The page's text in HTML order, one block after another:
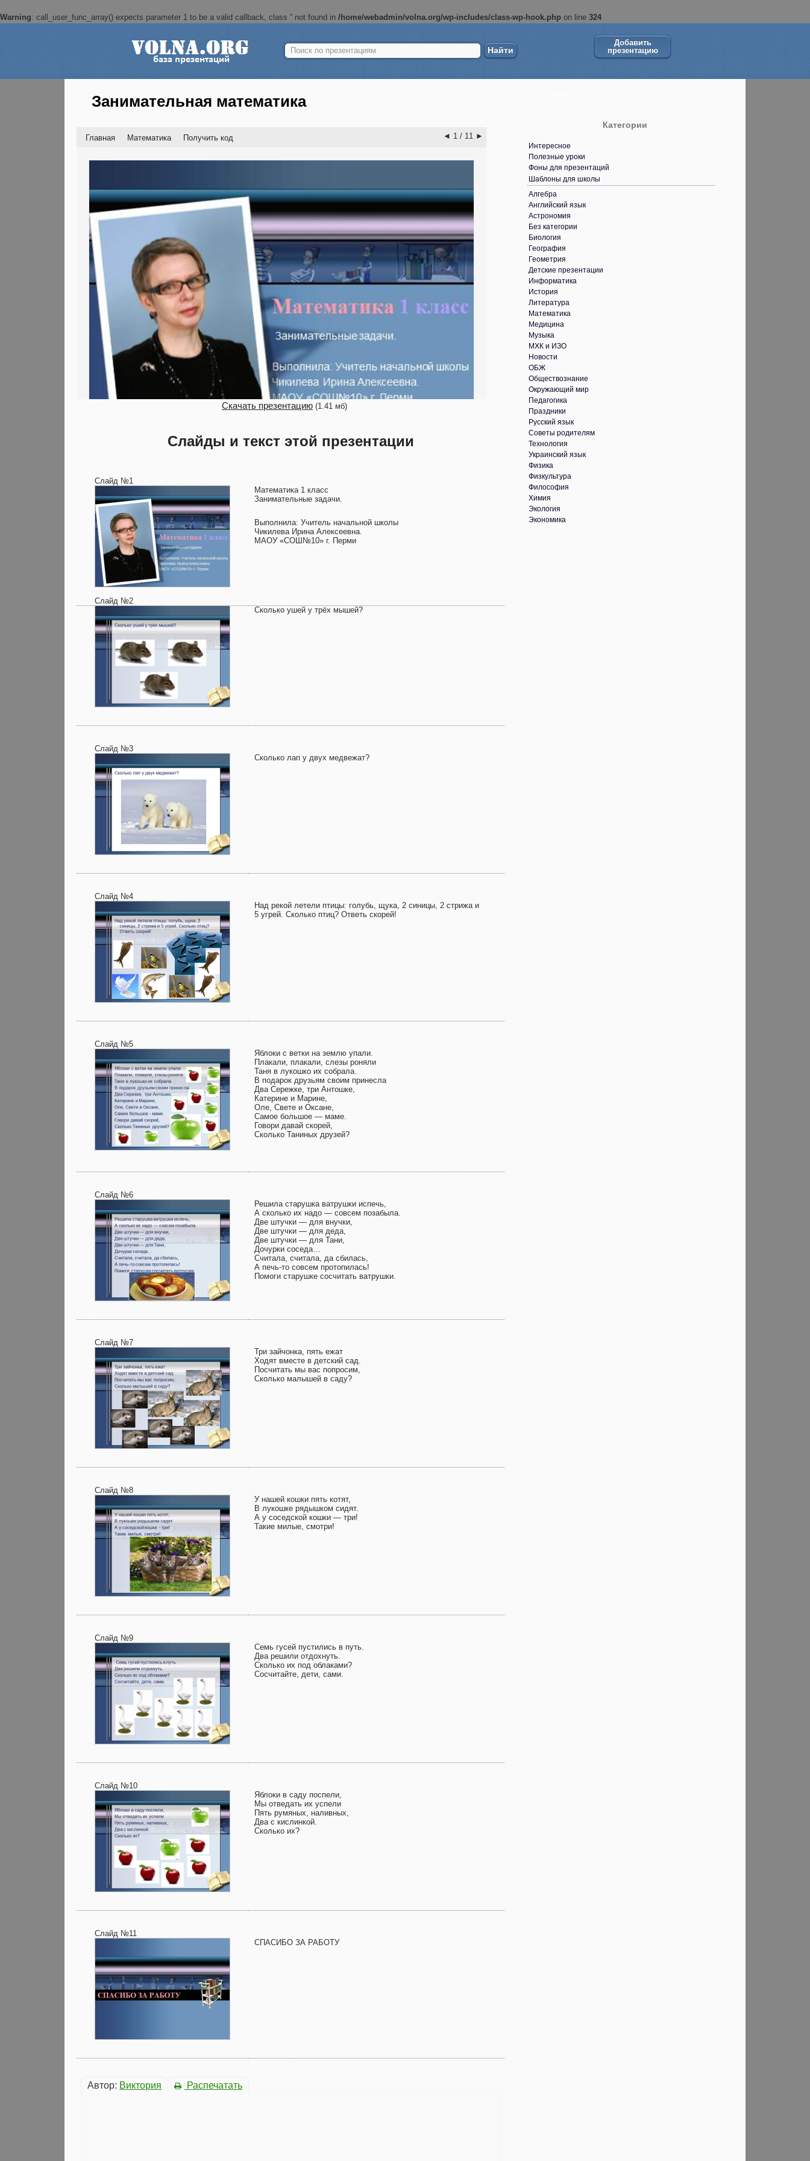
Warning: call_user_func_array() expects parameter 1 to be a valid callback, class '' not found in /home/webadmin/volna.org/wp-includes/class-wp-hook.php on line 324
Найти:
Добавить
презентацию
Занимательная математика
Главная Математика Получить код ◄ 1 / 11 ►
Скачать презентацию (1.41 мб)
Слайды и текст этой презентации
Слайд №1
Математика 1 класс
Занимательные задачи.
Выполнила: Учитель начальной школы
Чикилева Ирина Алексеевна.
МАОУ «СОШ№10» г. Перми
Слайд №2
Сколько ушей у трёх мышей?
Слайд №3
Сколько лап у двух медвежат?
Слайд №4
Над рекой летели птицы: голубь, щука, 2 синицы, 2 стрижа и
5 угрей. Сколько птиц? Ответь скорей!
Слайд №5
Яблоки с ветки на землю упали.
Плакали, плакали, слезы роняли
Таня в лукошко их собрала.
В подарок друзьям своим принесла
Два Сережке, три Антошке,
Катерине и Марине,
Оле, Свете и Оксане,
Самое большое — маме.
Говори давай скорей,
Сколько Таниных друзей?
Слайд №6
Решила старушка ватрушки испечь,
А сколько их надо — совсем позабыла.
Две штучки — для внучки,
Две штучки — для деда,
Две штучки — для Тани,
Дочурки соседа…
Считала, считала, да сбилась,
А печь-то совсем протопилась!
Помоги старушке сосчитать ватрушки.
Слайд №7
Три зайчонка, пять ежат
Ходят вместе в детский сад.
Посчитать мы вас попросим,
Сколько малышей в саду?
Слайд №8
У нашей кошки пять котят,
В лукошке рядышком сидят.
А у соседской кошки — три!
Такие милые, смотри!
Слайд №9
Семь гусей пустились в путь.
Два решили отдохнуть.
Сколько их под облаками?
Сосчитайте, дети, сами.
Слайд №10
Яблоки в саду поспели,
Мы отведать их успели
Пять румяных, наливных,
Два с кислинкой.
Сколько их?
Слайд №11
СПАСИБО ЗА РАБОТУ
Автор: Виктория Распечатать
Категории
Интересное
Полезные уроки
Фоны для презентаций
Шаблоны для школы
Алгебра
Английский язык
Астрономия
Без категории
Биология
География
Геометрия
Детские презентации
Информатика
История
Литература
Математика
Медицина
Музыка
МХК и ИЗО
Новости
ОБЖ
Обществознание
Окружающий мир
Педагогика
Праздники
Русский язык
Советы родителям
Технология
Украинский язык
Физика
Физкультура
Философия
Химия
Экология
Экономика